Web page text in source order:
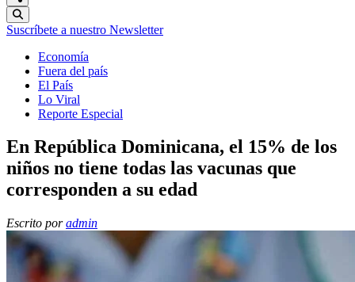
Suscríbete a nuestro Newsletter
Economía
Fuera del país
El País
Lo Viral
Reporte Especial
En República Dominicana, el 15% de los
niños no tiene todas las vacunas que
corresponden a su edad
Escrito poradmin